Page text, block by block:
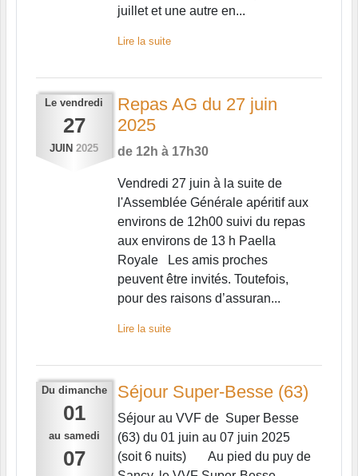
juillet et une autre en...
Lire la suite
Le vendredi
27
JUIN 2025
Repas AG du 27 juin
2025
de 12h à 17h30
Vendredi 27 juin à la suite de
l'Assemblée Générale apéritif aux
environs de 12h00 suivi du repas
aux environs de 13 h Paella
Royale Les amis proches
peuvent être invités. Toutefois,
pour des raisons d’assuran...
Lire la suite
Du dimanche
01
au samedi
07
Séjour Super-Besse (63)
Séjour au VVF de Super Besse
(63) du 01 juin au 07 juin 2025
(soit 6 nuits) Au pied du puy de